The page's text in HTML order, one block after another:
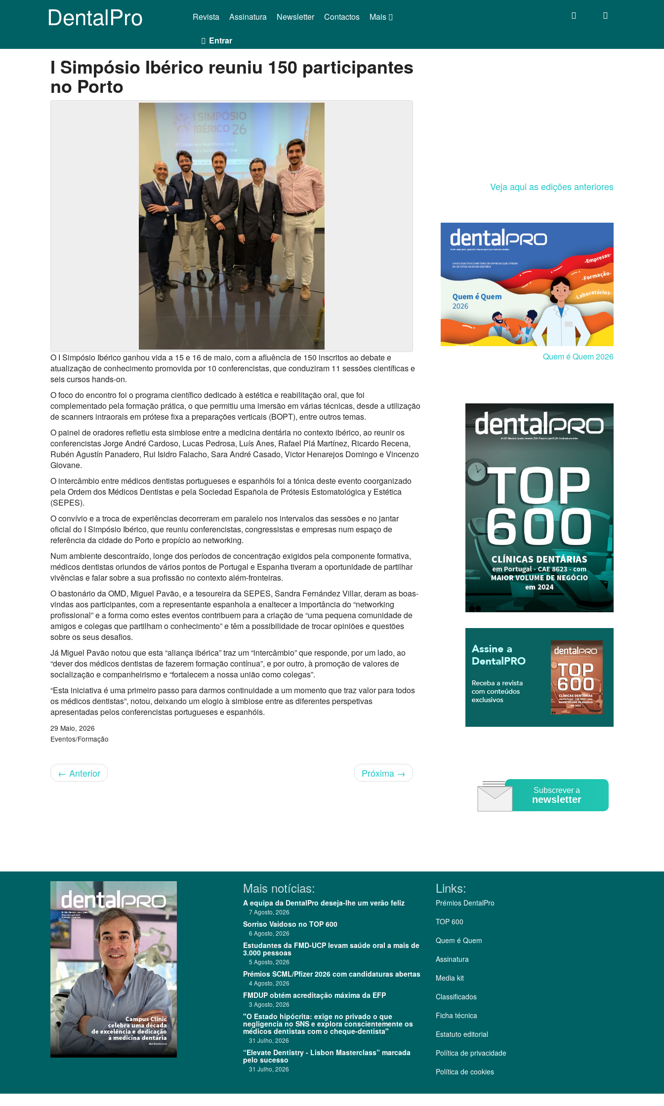
DentalPro Mais
Revista Assinatura Newsletter Contactos
Entrar
I Simpósio Ibérico reuniu 150 participantes
no Porto
O I Simpósio Ibérico ganhou vida a 15 e 16 de maio, com a afluência de 150 inscritos ao debate e
atualização de conhecimento promovida por 10 conferencistas, que conduziram 11 sessões científicas e
seis cursos hands-on.
O foco do encontro foi o programa científico dedicado à estética e reabilitação oral, que foi
complementado pela formação prática, o que permitiu uma imersão em várias técnicas, desde a utilização
de scanners intraorais em prótese fixa a preparações verticais (BOPT), entre outros temas.
O painel de oradores refletiu esta simbiose entre a medicina dentária no contexto ibérico, ao reunir os
conferencistas Jorge André Cardoso, Lucas Pedrosa, Luís Anes, Rafael Plá Martínez, Ricardo Recena,
Rubén Agustín Panadero, Rui Isidro Falacho, Sara André Casado, Victor Henarejos Domingo e Vincenzo
Giovane.
O intercâmbio entre médicos dentistas portugueses e espanhóis foi a tónica deste evento coorganizado
pela Ordem dos Médicos Dentistas e pela Sociedad Española de Prótesis Estomatológica y Estética
(SEPES).
O convívio e a troca de experiências decorreram em paralelo nos intervalos das sessões e no jantar
oficial do I Simpósio Ibérico, que reuniu conferencistas, congressistas e empresas num espaço de
referência da cidade do Porto e propício ao networking.
Num ambiente descontraído, longe dos períodos de concentração exigidos pela componente formativa,
médicos dentistas oriundos de vários pontos de Portugal e Espanha tiveram a oportunidade de partilhar
vivências e falar sobre a sua profissão no contexto além-fronteiras.
O bastonário da OMD, Miguel Pavão, e a tesoureira da SEPES, Sandra Fernández Villar, deram as boas-
vindas aos participantes, com a representante espanhola a enaltecer a importância do “networking
profissional” e a forma como estes eventos contribuem para a criação de “uma pequena comunidade de
amigos e colegas que partilham o conhecimento” e têm a possibilidade de trocar opiniões e questões
sobre os seus desafios.
Já Miguel Pavão notou que esta “aliança ibérica” traz um “intercâmbio” que responde, por um lado, ao
“dever dos médicos dentistas de fazerem formação contínua”, e por outro, à promoção de valores de
socialização e companheirismo e “fortalecem a nossa união como colegas”.
“Esta iniciativa é uma primeiro passo para darmos continuidade a um momento que traz valor para todos
os médicos dentistas”, notou, deixando um elogio à simbiose entre as diferentes perspetivas
apresentadas pelos conferencistas portugueses e espanhóis.
29 Maio, 2026
Eventos/Formação
← Anterior Próxima →
Veja aqui as edições anteriores
Quem é Quem 2026
Subscrever a
newsletter
Clique para ler
Mais notícias:
A equipa da DentalPro deseja-lhe um verão feliz
7 Agosto, 2026
Sorriso Vaidoso no TOP 600
6 Agosto, 2026
Estudantes da FMD-UCP levam saúde oral a mais de
3.000 pessoas
5 Agosto, 2026
Prémios SCML/Pfizer 2026 com candidaturas abertas
4 Agosto, 2026
FMDUP obtém acreditação máxima da EFP
3 Agosto, 2026
"O Estado hipócrita: exige no privado o que
negligencia no SNS e explora conscientemente os
médicos dentistas com o cheque-dentista"
31 Julho, 2026
“Elevate Dentistry - Lisbon Masterclass” marcada
pelo sucesso
31 Julho, 2026
Links:
Prémios DentalPro
TOP 600
Quem é Quem
Assinatura
Media kit
Classificados
Ficha técnica
Estatuto editorial
Política de privacidade
Política de cookies